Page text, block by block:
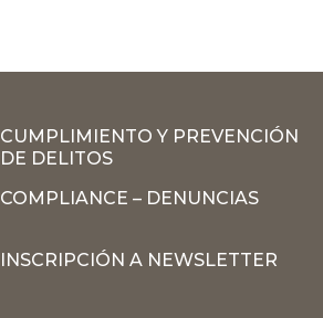
CUMPLIMIENTO Y PREVENCIÓN
DE DELITOS
COMPLIANCE – DENUNCIAS
INSCRIPCIÓN A NEWSLETTER